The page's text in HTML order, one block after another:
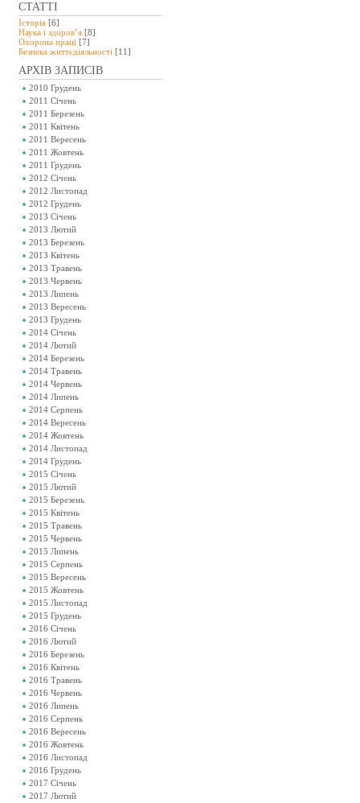
СТАТТІ
Історія [6]
Наука і здоров’я [8]
Охорона праці [7]
Безпeка життєдіяльності [11]
АРХІВ ЗАПИСІВ
2010 Грудень
2011 Січень
2011 Березень
2011 Квітень
2011 Вересень
2011 Жовтень
2011 Грудень
2012 Січень
2012 Листопад
2012 Грудень
2013 Січень
2013 Лютий
2013 Березень
2013 Квітень
2013 Травень
2013 Червень
2013 Липень
2013 Вересень
2013 Грудень
2014 Січень
2014 Лютий
2014 Березень
2014 Травень
2014 Червень
2014 Липень
2014 Серпень
2014 Вересень
2014 Жовтень
2014 Листопад
2014 Грудень
2015 Січень
2015 Лютий
2015 Березень
2015 Квітень
2015 Травень
2015 Червень
2015 Липень
2015 Серпень
2015 Вересень
2015 Жовтень
2015 Листопад
2015 Грудень
2016 Січень
2016 Лютий
2016 Березень
2016 Квітень
2016 Травень
2016 Червень
2016 Липень
2016 Серпень
2016 Вересень
2016 Жовтень
2016 Листопад
2016 Грудень
2017 Січень
2017 Лютий